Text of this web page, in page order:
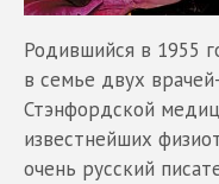
Родившийся в 1955
в семье двух
Стэнфордской
известнейших
очень русский